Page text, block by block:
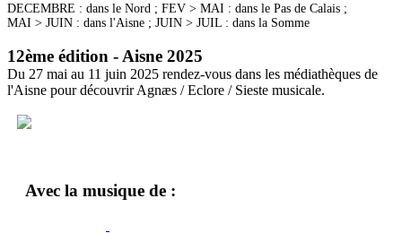
DECEMBRE : dans le Nord ; FEV > MAI : dans le Pas de Calais ;
MAI > JUIN : dans l'Aisne ; JUIN > JUIL : dans la Somme
12ème édition - Aisne 2025
Du 27 mai au 11 juin 2025 rendez-vous dans les médiathèques de
l'Aisne pour découvrir Agnæs / Eclore / Sieste musicale.
Avec la musique de :